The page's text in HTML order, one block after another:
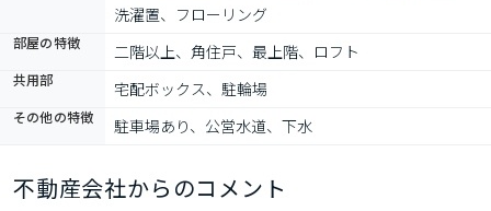
洗濯置、フローリング
部屋の特徴 二階以上、角住戸、最上階、ロフト
共用部 宅配ボックス、駐輪場
その他の特徴 駐車場あり、公営水道、下水
不動産会社からのコメント